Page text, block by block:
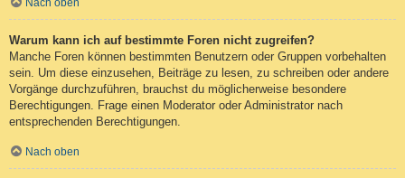
Warum kann ich auf bestimmte Foren nicht zugreifen?
Manche Foren können bestimmten Benutzern oder Gruppen vorbehalten
sein. Um diese einzusehen, Beiträge zu lesen, zu schreiben oder andere
Vorgänge durchzuführen, brauchst du möglicherweise besondere
Berechtigungen. Frage einen Moderator oder Administrator nach
entsprechenden Berechtigungen.
Nach oben